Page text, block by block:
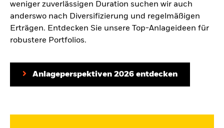
weniger zuverlässigen Duration suchen wir auch
anderswo nach Diversifizierung und regelmäßigen
Erträgen. Entdecken Sie unsere Top-Anlageideen für
robustere Portfolios.
Anlageperspektiven 2026 entdecken